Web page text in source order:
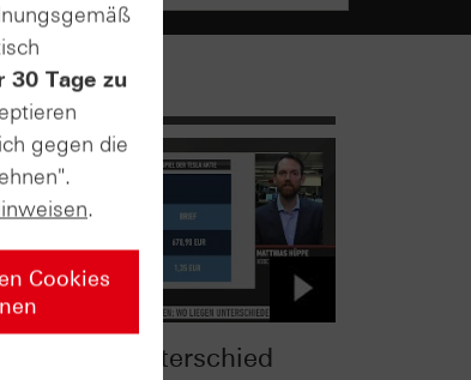
Welchen Unterschied
30 Tage zu
gegen die
.
Cookies